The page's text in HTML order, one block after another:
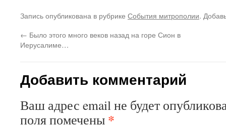
Запись опубликована в рубрике События митрополии.
← Было этого много веков назад на горе Сион в
Иерусалиме…
Добавить комментарий
Ваш адрес email не будет
поля помечены *